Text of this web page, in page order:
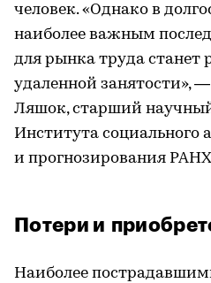
человек. «Однако в
наиболее важным
для рынка труда станет
удаленной занятости»,
Ляшок, старший
Института социального
и прогнозирования
Потери и
Наиболее